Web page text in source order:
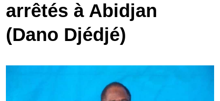
arrêtés à Abidjan
(Dano Djédjé)